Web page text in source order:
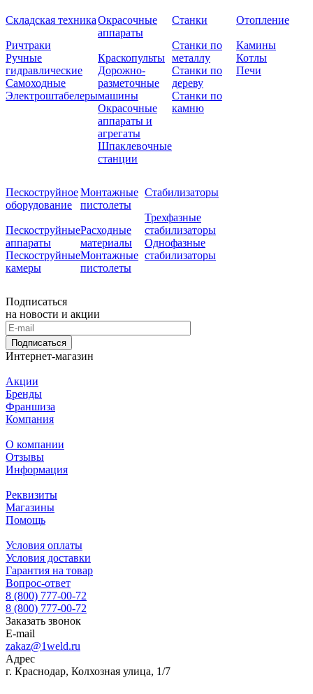
Складская техника
Ричтраки
Ручные
гидравлические
Самоходные
Электроштабелеры
Окрасочные
аппараты
Краскопульты
Дорожно-
разметочные
машины
Окрасочные
аппараты и
агрегаты
Шпаклевочные
станции
Станки
Станки по
металлу
Станки по
дереву
Станки по
камню
Отопление
Камины
Котлы
Печи
Пескоструйное
оборудование
Пескоструйные
аппараты
Пескоструйные
камеры
Монтажные
пистолеты
Расходные
материалы
Монтажные
пистолеты
Стабилизаторы
Трехфазные
стабилизаторы
Однофазные
стабилизаторы
Подписаться
на новости и акции
Подписаться
Интернет-магазин
Акции
Бренды
Франшиза
Компания
О компании
Отзывы
Информация
Реквизиты
Магазины
Помощь
Условия оплаты
Условия доставки
Гарантия на товар
Вопрос-ответ
8 (800) 777-00-72
8 (800) 777-00-72
Заказать звонок
E-mail
zakaz@1weld.ru
Адрес
г. Краснодар, Колхозная улица, 1/7